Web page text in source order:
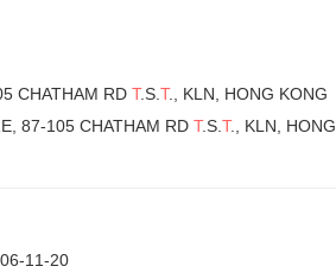
CHATHAM RD T.S. T., KLN, HONG KONG
87-105 CHATHAM RD T.S. T., KLN, HONG
11-20